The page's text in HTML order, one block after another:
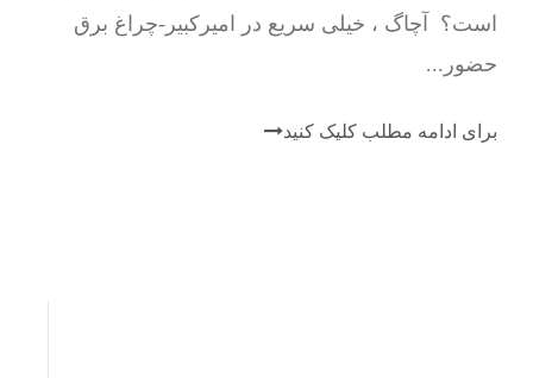
است؟ آچاگ ، خیلی سریع در امیرکبیر-چراغ برق
حضور...
برای ادامه مطلب کلیک کنید